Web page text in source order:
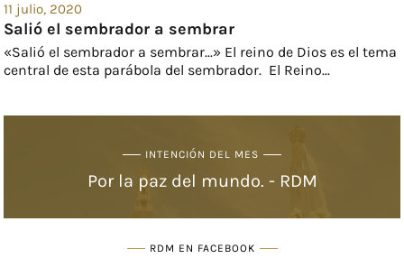
11 julio, 2020
Salió el sembrador a sembrar
«Salió el sembrador a sembrar...» El reino de Dios es el tema
central de esta parábola del sembrador. El Reino...
INTENCIÓN DEL MES
Por la paz del mundo. - RDM
RDM EN FACEBOOK